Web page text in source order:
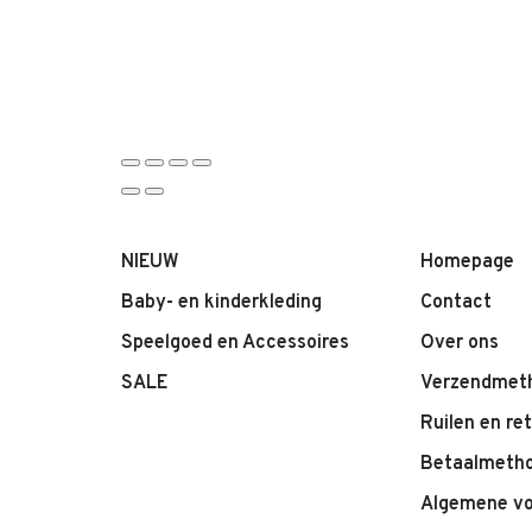
NIEUW
Baby- en kinderkleding
Speelgoed en Accessoires
SALE
Homepage
Contact
Over ons
Ruilen en
Algemene